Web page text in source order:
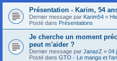
Présentation - Karim, 54
Dernier message par Karim54 «
Posté dans Présentations
Je cherche un moment
peut m'aider ?
Dernier message par JanazZ « 04
Posté dans GTO - Le manga et